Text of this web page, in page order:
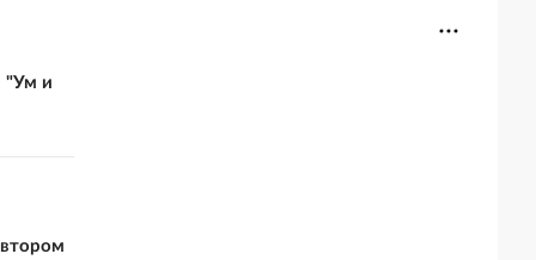
"Ум и